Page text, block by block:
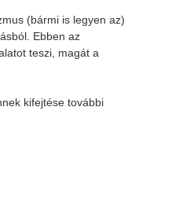
(bármi is legyen az)
Ebben az
teszi, magát a
kifejtése további